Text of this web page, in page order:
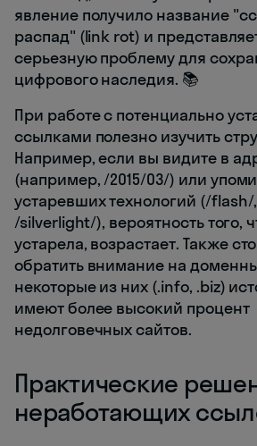
явление получило название
распад" (link rot) и
серьезную проблему для
цифрового наследия. 📚
При работе с потенциально
ссылками полезно изучить
Например, если вы видите в
(например, /2015/03/) или
устаревших технологий (/flash/,
/silverlight/), вероятность того,
устарела, возрастает. Также
обратить внимание на
некоторые из них (.info, .biz)
имеют более высокий процент
недолговечных сайтов.
Практические
неработающих